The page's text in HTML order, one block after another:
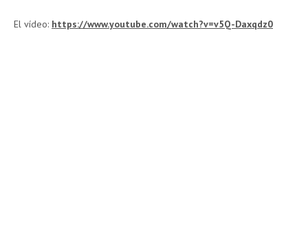
El vídeo: https://www.youtube.com/watch?v=v5Q-Daxqdz0